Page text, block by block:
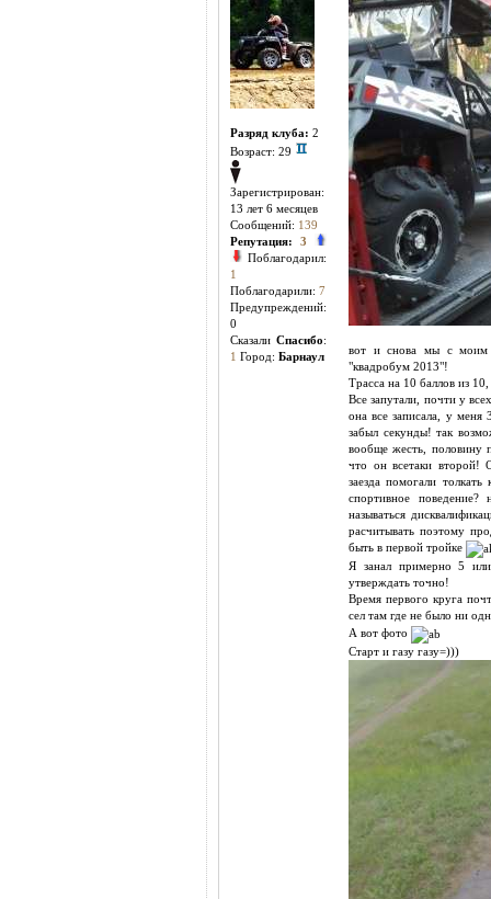
Разряд клуба: 2
Возраст: 29
Зарегистрирован:
13 лет 6 месяцев
Сообщений: 139
Репутация: 3
Поблагодарил:
1
Поблагодарили: 7
Предупреждений:
0
Cказали Спасибо:
1 Город: Барнаул
вот и снова мы с моим
"квадробум 2013"!
Трасса на 10 баллов из
Все запутали, почти у
она все записала, у
забыл секунды! так
вообще жесть, половину
что он всетаки второй!
заезда помогали
спортивное
называться
расчитывать поэтому
быть в первой тройке
Я занал примерно 5
утверждать точно!
Время первого круга
сел там где не было ни
А вот фото
Старт и газу газу=)))